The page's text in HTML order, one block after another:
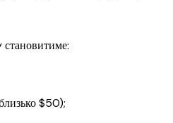
становитиме:
$50);